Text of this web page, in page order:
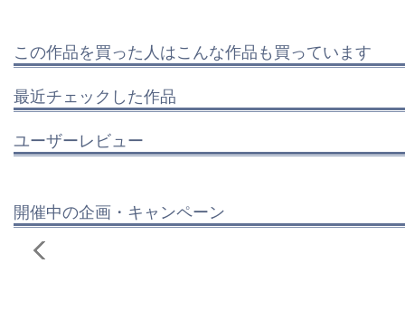
この作品を買った人はこんな作品も買っています
最近チェックした作品
ユーザーレビュー
開催中の企画・キャンペーン